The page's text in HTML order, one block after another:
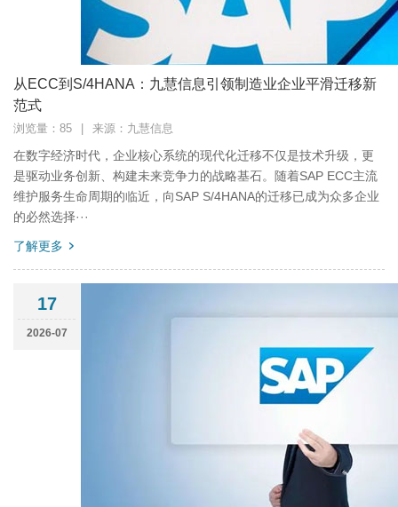
从ECC到S/4HANA：九慧信息引领制造业企业平滑迁移新
范式
浏览量：85 来源：九慧信息
在数字经济时代，企业核心系统的现代化迁移不仅是技术升级，更
是驱动业务创新、构建未来竞争力的战略基石。随着SAP ECC主流
维护服务生命周期的临近，向SAP S/4HANA的迁移已成为众多企业
的必然选择···
了解更多
17
2026-07